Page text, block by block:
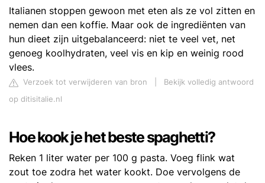
Italianen stoppen gewoon met eten als ze vol zitten en
nemen dan een koffie. Maar ook de ingrediënten van
hun dieet zijn uitgebalanceerd: niet te veel vet, net
genoeg koolhydraten, veel vis en kip en weinig rood
vlees.
Verzoek tot verwijderen van bron
Bekijk volledig antwoord
op ditisitalie.nl
Hoe kook je het beste spaghetti?
Reken 1 liter water per 100 g pasta. Voeg flink wat
zout toe zodra het water kookt. Doe vervolgens de